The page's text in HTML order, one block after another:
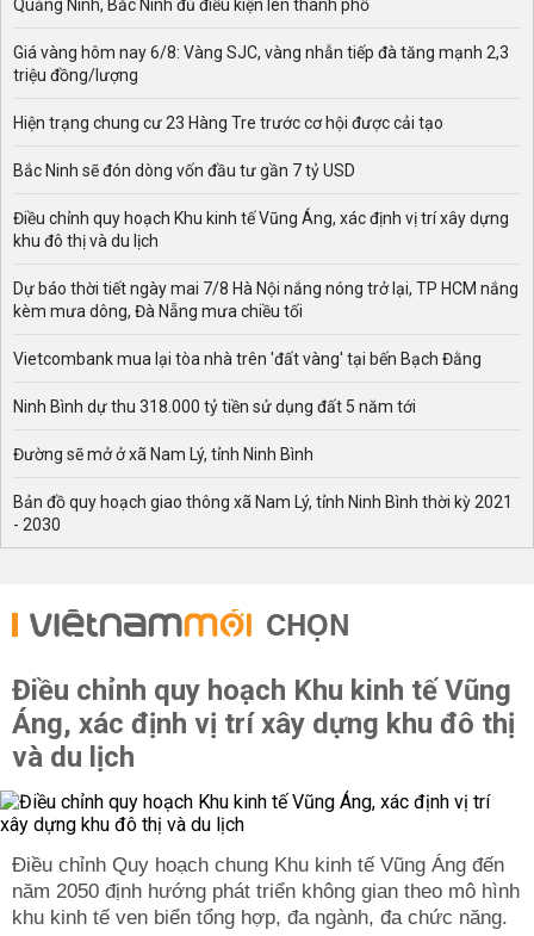
Quảng Ninh, Bắc Ninh đủ điều kiện lên thành phố
Giá vàng hôm nay 6/8: Vàng SJC, vàng nhẫn tiếp đà tăng mạnh 2,3
triệu đồng/lượng
Hiện trạng chung cư 23 Hàng Tre trước cơ hội được cải tạo
Bắc Ninh sẽ đón dòng vốn đầu tư gần 7 tỷ USD
Điều chỉnh quy hoạch Khu kinh tế Vũng Áng, xác định vị trí xây dựng
khu đô thị và du lịch
Dự báo thời tiết ngày mai 7/8 Hà Nội nắng nóng trở lại, TP HCM nắng
kèm mưa dông, Đà Nẵng mưa chiều tối
Vietcombank mua lại tòa nhà trên 'đất vàng' tại bến Bạch Đằng
Ninh Bình dự thu 318.000 tỷ tiền sử dụng đất 5 năm tới
Đường sẽ mở ở xã Nam Lý, tỉnh Ninh Bình
Bản đồ quy hoạch giao thông xã Nam Lý, tỉnh Ninh Bình thời kỳ 2021
- 2030
CHỌN
Điều chỉnh quy hoạch Khu kinh tế Vũng
Áng, xác định vị trí xây dựng khu đô thị
và du lịch
Điều chỉnh Quy hoạch chung Khu kinh tế Vũng Áng đến
năm 2050 định hướng phát triển không gian theo mô hình
khu kinh tế ven biển tổng hợp, đa ngành, đa chức năng.